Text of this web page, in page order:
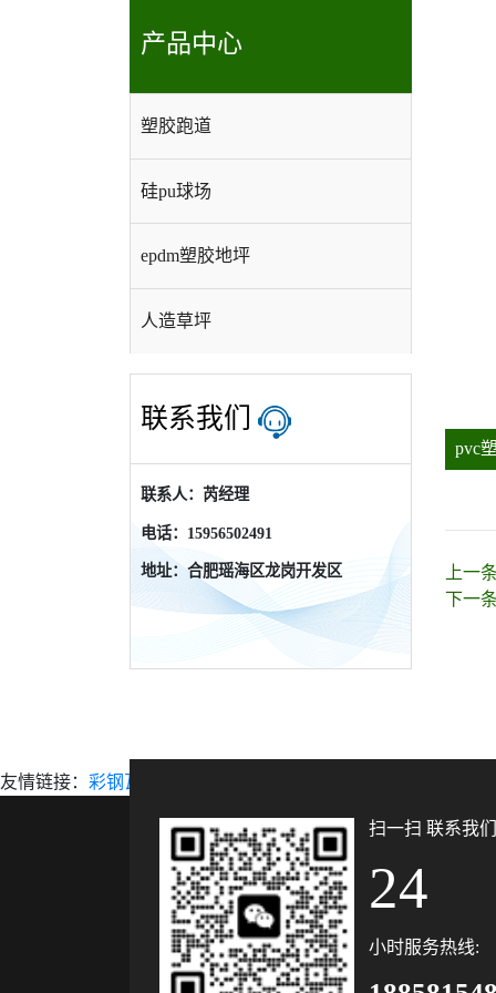
产品中心
塑胶跑道
硅pu球场
epdm塑胶地坪
人造草坪
联系我们
联系人：芮经理
电话：15956502491
地址：合肥瑶海区龙岗开发区
pvc
上一
下一
友情链接： 彩钢瓦
扫一扫 联系我们
24
小时服务热线: